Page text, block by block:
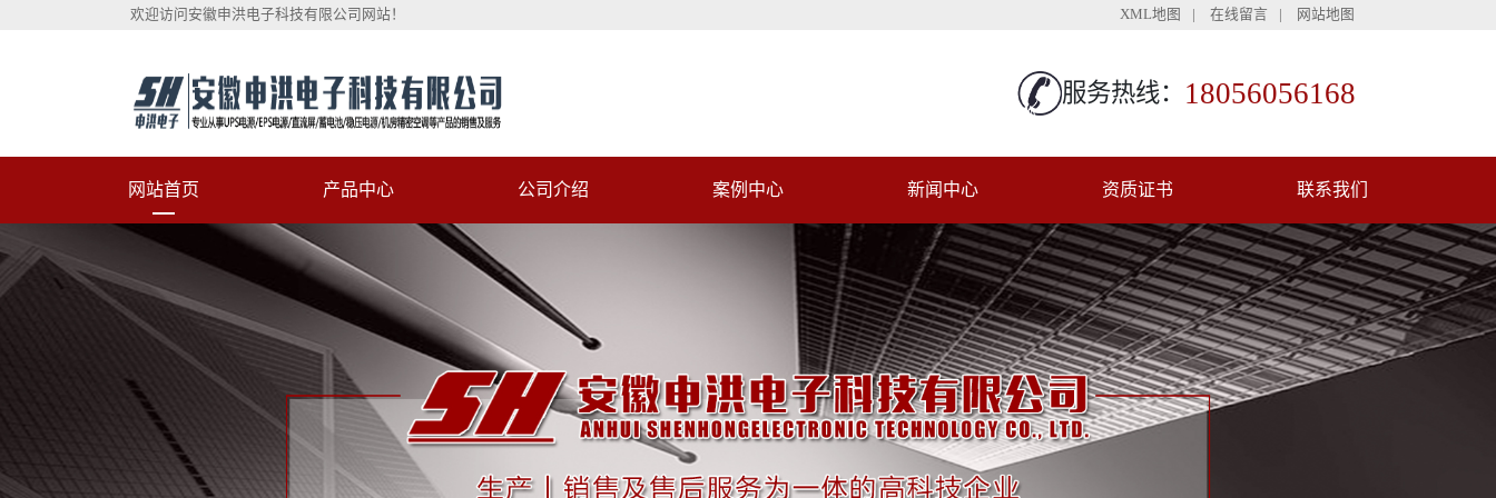
欢迎访问安徽申洪电子科技有限公司网站！ XML地图 在线留言 网站地图
服务热线： 18056056168
网站首页 产品中心 公司介绍 案例中心 新闻中心 资质证书 联系我们